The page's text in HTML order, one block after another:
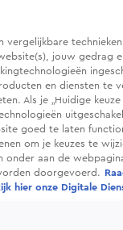
vergelijkbare
jouw gedrag
en diensten te
Als je „Huidige
goed te laten
om je keuzes te
aan de
doorgevoerd.
hier onze Digitale